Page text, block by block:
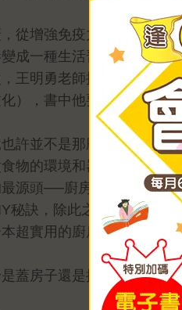
從增強免疫力、預防三
成一種生活習慣，使過敏
王明勇老師推出的新書《
），書中他要告訴所有讀
許並不是那麼關係緊密
物的環境和器具、食材的
源頭──廚房，王明勇老
秘訣，除此之外，王老師
超實用的廚房工具書，許
蓋房子還是推廣養生保健